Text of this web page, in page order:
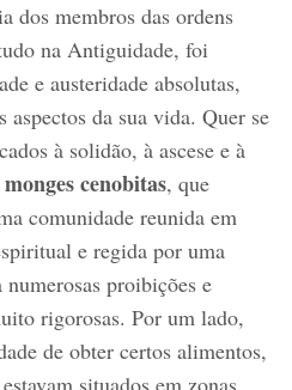
dos membros das ordens
na Antiguidade, foi
e austeridade absolutas,
da sua vida. Quer se
à solidão, à ascese e à
monges cenobitas, que
comunidade reunida em
e regida por uma
numerosas proibições e
rigorosas. Por um lado,
de obter certos alimentos,